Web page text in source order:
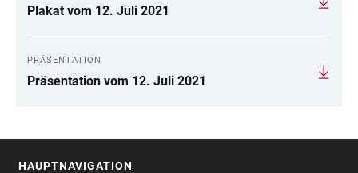
Plakat vom 12. Juli 2021
PRÄSENTATION
Präsentation vom 12. Juli 2021
HAUPTNAVIGATION